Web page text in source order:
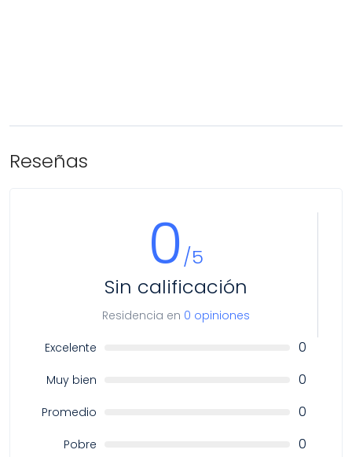
Reseñas
0 /5
Sin calificación
Residencia en 0 opiniones
Excelente 0
Muy bien 0
Promedio 0
Pobre 0